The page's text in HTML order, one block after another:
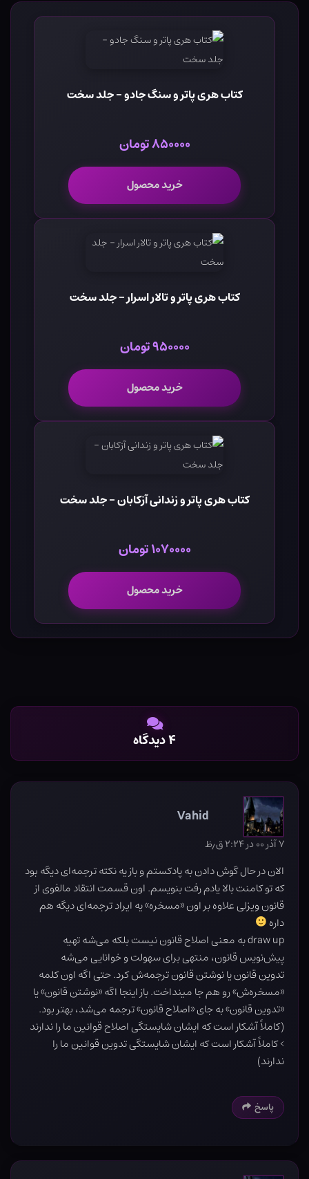
کتاب هری پاتر و سنگ جادو - جلد سخت
۸۵۰۰۰۰ تومان
خرید محصول
کتاب هری پاتر و تالار اسرار - جلد سخت
۹۵۰۰۰۰ تومان
خرید محصول
کتاب هری پاتر و زندانی آزکابان - جلد سخت
۱۰۷۰۰۰۰ تومان
خرید محصول
۴ دیدگاه
Vahid
۷ آذر ۰۰ در ۲:۲۴ ق٫ظ
الان در حال گوش دادن به پادکستم و باز یه نکته ترجمه‌ای دیگه بود
که تو کامنت بالا یادم رفت بنویسم. اون قسمت انتقاد مالفوی از
قانون ویزلی علاوه بر اون «مسخره» یه ایراد ترجمه‌ای دیگه هم
داره
draw up به معنی اصلاح قانون نیست بلکه می‌شه تهیه
پیش‌نویس قانون، منتهی برای سهولت و خوانایی می‌شه
تدوین قانون یا نوشتن قانون ترجمه‌ش کرد. حتی اگه اون کلمه
«مسخره‌ش» رو هم جا مینداخت. باز اینجا اگه «نوشتن قانون» یا
«تدوین قانون» به جای «اصلاح قانون»‌ ترجمه می‌شد، بهتر بود.
(کاملاً آشکار است که ایشان شایستگی اصلاح قوانین ما را ندارند
> کاملاً آشکار است که ایشان شایستگی تدوین قوانین ما را
ندارند)
پاسخ